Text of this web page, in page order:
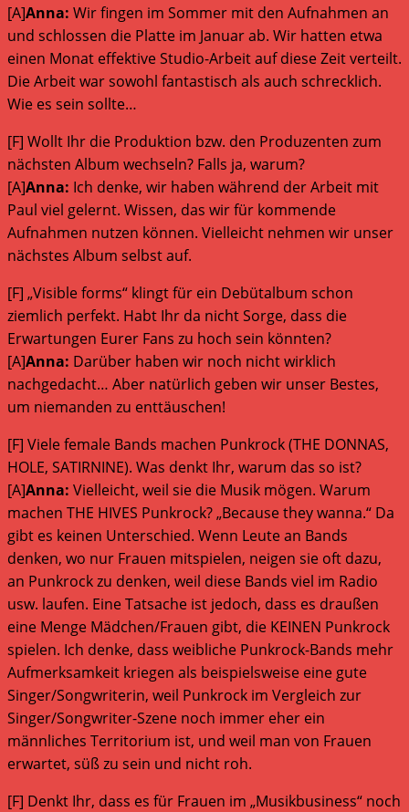
[A]Anna: Wir fingen im Sommer mit den Aufnahmen an
und schlossen die Platte im Januar ab. Wir hatten etwa
einen Monat effektive Studio-Arbeit auf diese Zeit verteilt.
Die Arbeit war sowohl fantastisch als auch schrecklich.
Wie es sein sollte…
[F] Wollt Ihr die Produktion bzw. den Produzenten zum
nächsten Album wechseln? Falls ja, warum?
[A]Anna: Ich denke, wir haben während der Arbeit mit
Paul viel gelernt. Wissen, das wir für kommende
Aufnahmen nutzen können. Vielleicht nehmen wir unser
nächstes Album selbst auf.
[F] „Visible forms“ klingt für ein Debütalbum schon
ziemlich perfekt. Habt Ihr da nicht Sorge, dass die
Erwartungen Eurer Fans zu hoch sein könnten?
[A]Anna: Darüber haben wir noch nicht wirklich
nachgedacht… Aber natürlich geben wir unser Bestes,
um niemanden zu enttäuschen!
[F] Viele female Bands machen Punkrock (THE DONNAS,
HOLE, SATIRNINE). Was denkt Ihr, warum das so ist?
[A]Anna: Vielleicht, weil sie die Musik mögen. Warum
machen THE HIVES Punkrock? „Because they wanna.“ Da
gibt es keinen Unterschied. Wenn Leute an Bands
denken, wo nur Frauen mitspielen, neigen sie oft dazu,
an Punkrock zu denken, weil diese Bands viel im Radio
usw. laufen. Eine Tatsache ist jedoch, dass es draußen
eine Menge Mädchen/Frauen gibt, die KEINEN Punkrock
spielen. Ich denke, dass weibliche Punkrock-Bands mehr
Aufmerksamkeit kriegen als beispielsweise eine gute
Singer/Songwriterin, weil Punkrock im Vergleich zur
Singer/Songwriter-Szene noch immer eher ein
männliches Territorium ist, und weil man von Frauen
erwartet, süß zu sein und nicht roh.
[F] Denkt Ihr, dass es für Frauen im „Musikbusiness“ noch